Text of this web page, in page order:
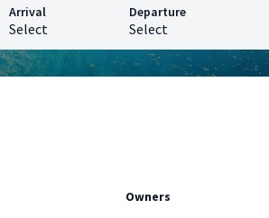
Arrival
Select
Departure
Select
Owners